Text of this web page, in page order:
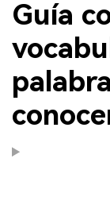
Guía